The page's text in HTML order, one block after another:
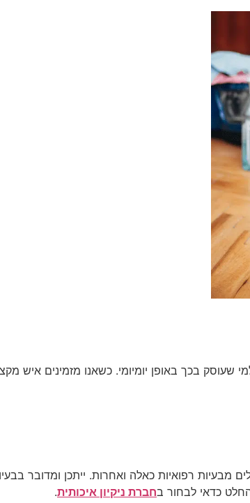
בכך באופן יומיומי. כשאנו מזמינים איש
רפואיות כאלה ואחרות. ייתכן ומדובר
כדאי לבחור בחברת ניקיון איכותית.